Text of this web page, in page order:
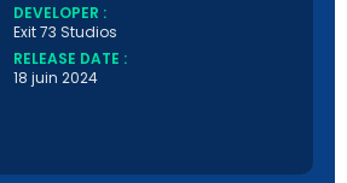
DEVELOPER :
Exit 73 Studios
RELEASE DATE :
18 juin 2024